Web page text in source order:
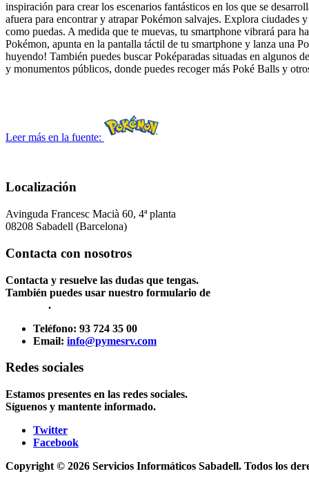
inspiración para crear los escenarios fantásticos en los que se
afuera para encontrar y atrapar Pokémon salvajes. Explora
como puedas. A medida que te muevas, tu smartphone vibrará para
Pokémon, apunta en la pantalla táctil de tu smartphone y lanza una
huyendo! También puedes buscar Poképaradas situadas en algunos
y monumentos públicos, donde puedes recoger más Poké Balls y
Leer más en la fuente:
Localización
Avinguda Francesc Macià 60, 4ª planta
08208 Sabadell (Barcelona)
Contacta con nosotros
Contacta y resuelve las dudas que tengas.
También puedes usar nuestro formulario de
.
Teléfono: 93 724 35 00
Email: info@pymesrv.com
Redes sociales
Estamos presentes en las redes sociales.
Síguenos y mantente informado.
Twitter
Facebook
Copyright © 2026 Servicios Informáticos Sabadell. Todos los